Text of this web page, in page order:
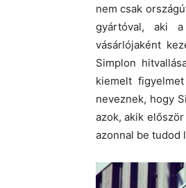
nem csak
gyártóval, aki
vásárlójaként
Simplon
kiemelt
neveznek, hogy
azok, akik
azonnal be tudod